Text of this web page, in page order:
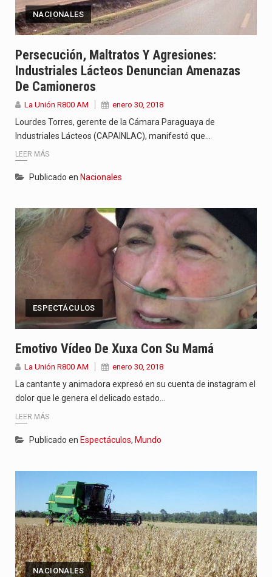
NACIONALES
Persecución, Maltratos Y Agresiones:
Industriales Lácteos Denuncian Amenazas
De Camioneros
La Unión R800 AM enero 30, 2018
Lourdes Torres, gerente de la Cámara Paraguaya de
Industriales Lácteos (CAPAINLAC), manifestó que…
LEER MÁS
Publicado en Nacionales
ESPECTÁCULOS
Emotivo Vídeo De Xuxa Con Su Mamá
La Unión R800 AM enero 30, 2018
La cantante y animadora expresó en su cuenta de instagram el
dolor que le genera el delicado estado…
LEER MÁS
Publicado en Espectáculos, Mundo
NACIONALES